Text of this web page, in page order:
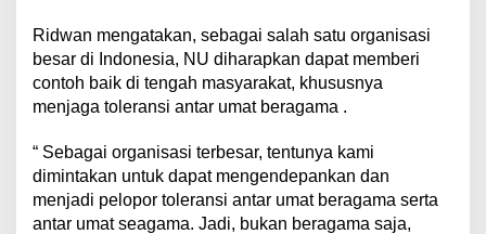
Ridwan mengatakan, sebagai salah satu organisasi
besar di Indonesia, NU diharapkan dapat memberi
contoh baik di tengah masyarakat, khususnya
menjaga toleransi antar umat beragama .
“ Sebagai organisasi terbesar, tentunya kami
dimintakan untuk dapat mengendepankan dan
menjadi pelopor toleransi antar umat beragama serta
antar umat seagama. Jadi, bukan beragama saja,